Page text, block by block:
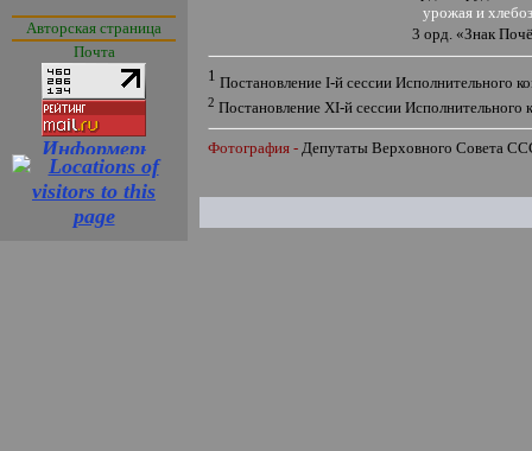
Авторская страница
Почта
урожая и
3 орд.«Знак
1 ПостановлениеI-й сессии Исполнительного
2 Постановление XI-й сессии Исполнительного
Фотография - Депутаты Верховного Совета